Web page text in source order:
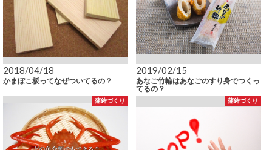
2018/04/18
かまぼこ板ってなぜついてるの？
2019/02/15
あなご竹輪はあなごのすり身でつくっ
てるの？
蒲鉾づくり 蒲鉾づくり